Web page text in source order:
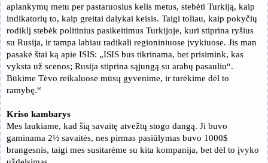
aplankymų metu per pastaruosius kelis metus, stebėti Turkiją, kaip
indikatorių to, kaip greitai dalykai keisis. Taigi toliau, kaip pokyčių
rodiklį stebėk politinius pasikeitimus Turkijoje, kuri stiprina ryšius
su Rusija, ir tampa labiau radikali regioniniuose įvykiuose. Jis man
pasakė štai ką apie ISIS: „ISIS bus tikrinama, bet prisimink, kas
vyksta už scenos; Rusija stiprina sąjungą su arabų pasauliu“.
Būkime Tėvo reikaluose mūsų gyvenime, ir turėkime dėl to
ramybę.“
Kriso kambarys
Mes laukiame, kad šią savaitę atvežtų stogo dangą. Ji buvo
gaminama 2½ savaitės, nes pirmas pasiūlymas buvo 1000$
brangesnis, taigi mes susitarėme su kita kompanija, bet dėl to įvyko